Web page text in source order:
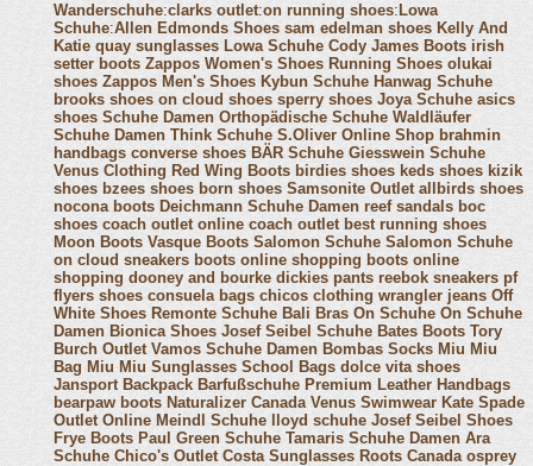
Wanderschuhe:clarks outlet:on running shoes: Lowa
Schuhe:Allen Edmonds Shoes sam edelman shoes Kelly And
Katie quay sunglasses Lowa Schuhe Cody James Boots irish
setter boots Zappos Women's Shoes Running Shoes olukai
shoes Zappos Men's Shoes Kybun Schuhe Hanwag Schuhe
brooks shoes on cloud shoes sperry shoes Joya Schuhe asics
shoes Schuhe Damen Orthopädische Schuhe Waldläufer
Schuhe Damen Think Schuhe S.Oliver Online Shop brahmin
handbags converse shoes BÄR Schuhe Giesswein Schuhe
Venus Clothing Red Wing Boots birdies shoes keds shoes kizik
shoes bzees shoes born shoes Samsonite Outlet allbirds shoes
nocona boots Deichmann Schuhe Damen reef sandals boc
shoes coach outlet online coach outlet best running shoes
Moon Boots Vasque Boots Salomon Schuhe Salomon Schuhe
on cloud sneakers boots online shopping boots online
shopping dooney and bourke dickies pants reebok sneakers pf
flyers shoes consuela bags chicos clothing wrangler jeans Off
White Shoes Remonte Schuhe Bali Bras On Schuhe On Schuhe
Damen Bionica Shoes Josef Seibel Schuhe Bates Boots Tory
Burch Outlet Vamos Schuhe Damen Bombas Socks Miu Miu
Bag Miu Miu Sunglasses School Bags dolce vita shoes
Jansport Backpack Barfußschuhe Premium Leather Handbags
bearpaw boots Naturalizer Canada Venus Swimwear Kate Spade
Outlet Online Meindl Schuhe lloyd schuhe Josef Seibel Shoes
Frye Boots Paul Green Schuhe Tamaris Schuhe Damen Ara
Schuhe Chico's Outlet Costa Sunglasses Roots Canada osprey